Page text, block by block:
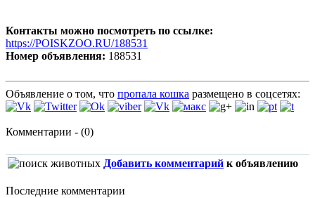
Контакты можно посмотреть по ссылке:
https://POISKZOO.RU/188531
Номер объявления: 188531
Объявление о том, что пропала кошка размещено в соцсетях:
Комментарии - (0)
Добавить комментарий к объявлению
Последние комментарии